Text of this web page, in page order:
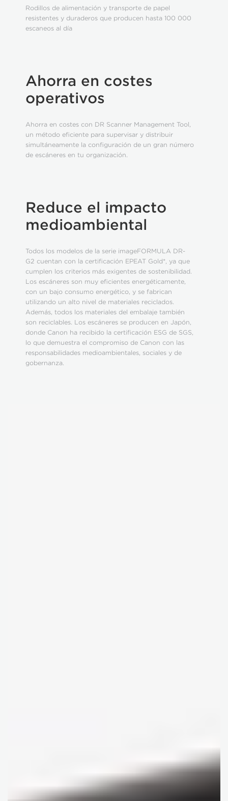
Rodillos de alimentación y transporte de papel
resistentes y duraderos que producen hasta 100 000
escaneos al día
Ahorra en costes
operativos
Ahorra en costes con DR Scanner Management Tool,
un método eficiente para supervisar y distribuir
simultáneamente la configuración de un gran número
de escáneres en tu organización.
Reduce el impacto
medioambiental
Todos los modelos de la serie imageFORMULA DR-
G2 cuentan con la certificación EPEAT Gold*, ya que
cumplen los criterios más exigentes de sostenibilidad.
Los escáneres son muy eficientes energéticamente,
con un bajo consumo energético, y se fabrican
utilizando un alto nivel de materiales reciclados.
Además, todos los materiales del embalaje también
son reciclables. Los escáneres se producen en Japón,
donde Canon ha recibido la certificación ESG de SGS,
lo que demuestra el compromiso de Canon con las
responsabilidades medioambientales, sociales y de
gobernanza.